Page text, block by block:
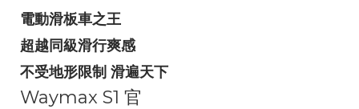
電動滑板車之王
超越同級滑行爽感
不受地形限制 滑遍天下
Waymax S1 官